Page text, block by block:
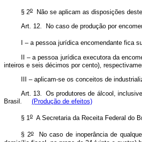
§ 2o
Não se aplicam as disposições
Art. 12. No caso de produção por
I – a pessoa jurídica encomendante fica
II – a pessoa jurídica executora da
inteiros e seis décimos por cento),
III – aplicam-se os conceitos de
Art. 13. Os produtores de álcool,
Brasil.
(Produção de efeitos)
§ 1o A Secretaria da Receita Federal do
§ 2oNo caso de inoperância de